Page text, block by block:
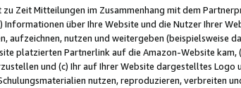
Zeit Mitteilungen im Zusammenhang mit dem
Informationen über Ihre Website und die Nutzer Ihrer
aufzeichnen, nutzen und weitergeben (beispielsweise
platzierten Partnerlink auf die Amazon-Website
und (c) Ihr auf Ihrer Website dargestelltes
nutzen, reproduzieren, verbreiten